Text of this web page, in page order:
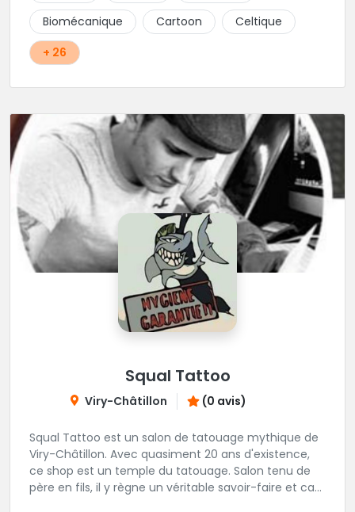
Cody et les nombreux Guest seront adapter vos
idées en tatouages uniques et créatifs.
Biomécanique Cartoon
Celtique
+ 26
Squal Tattoo
Viry-Châtillon (0 avis)
Squal Tattoo est un salon de tatouage mythique de
Viry-Châtillon. Avec quasiment 20 ans d'existence,
ce shop est un temple du tatouage. Salon tenu de
père en fils, il y règne un véritable savoir-faire et ca